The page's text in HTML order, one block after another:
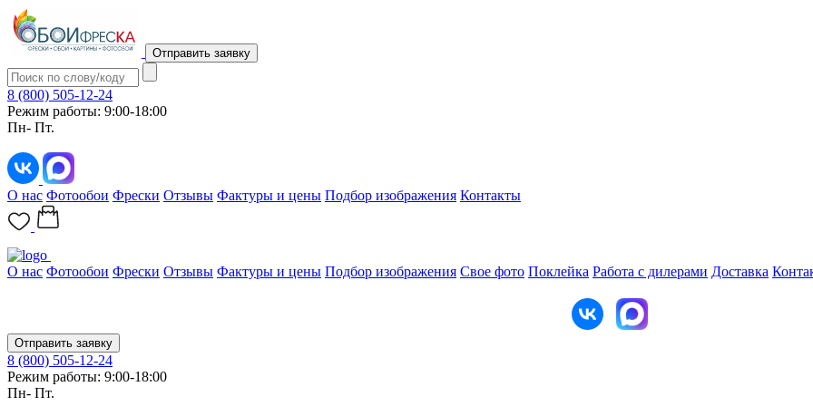
Отправить заявку
8 (800) 505-12-24
Режим работы: 9:00-18:00
Пн- Пт.
О нас Фотообои Фрески Отзывы Фактуры и цены Подбор изображения Контакты
О нас Фотообои Фрески Отзывы Фактуры и цены Подбор изображения Свое фото Поклейка Работа с дилерами Доставка
Отправить заявку
8 (800) 505-12-24
Режим работы: 9:00-18:00
Пн- Пт.